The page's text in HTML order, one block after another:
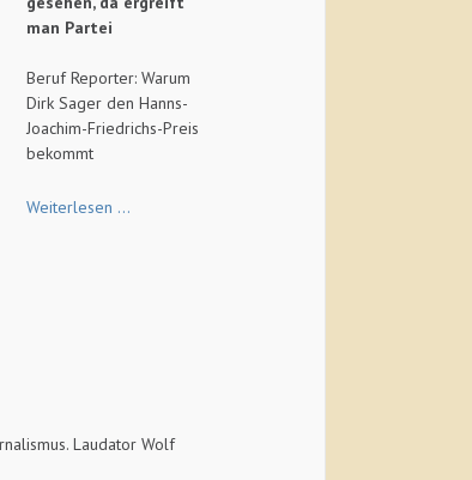
man Partei
Beruf Reporter: Warum
Dirk Sager den Hanns-
Joachim-Friedrichs-Preis
bekommt
Weiterlesen …
Laudator Wolf